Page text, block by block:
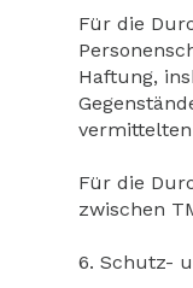
Für die
Haftung,
Für die
zwischen
6. Schutz-